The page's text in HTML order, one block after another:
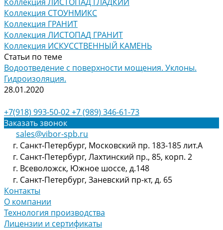
Коллекция СТОУНМИКС
Коллекция ГРАНИТ
Коллекция ЛИСТОПАД ГРАНИТ
Коллекция ИСКУССТВЕННЫЙ КАМЕНЬ
Статьи по теме
Водоотведение с поверхности мощения. Уклоны.
Гидроизоляция.
28.01.2020
+7(918) 993-50-02+7 (989) 346-61-73
Заказать звонок
sales@vibor-spb.ru
г. Санкт-Петербург, Московский пр. 183-185 лит.А
г. Санкт-Петербург, Лахтинский пр., 85, корп. 2
г. Всеволожск, Южное шоссе, д.148
г. Санкт-Петербург, Заневский пр-кт, д. 65
Контакты
О компании
Технология производства
Лицензии и сертификаты